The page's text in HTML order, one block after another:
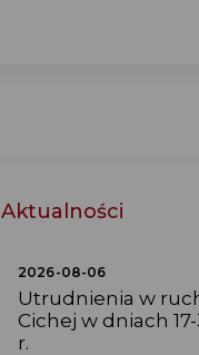
Aktualności
2026-08-06
Utrudnienia w
Cichej w dniach
r.